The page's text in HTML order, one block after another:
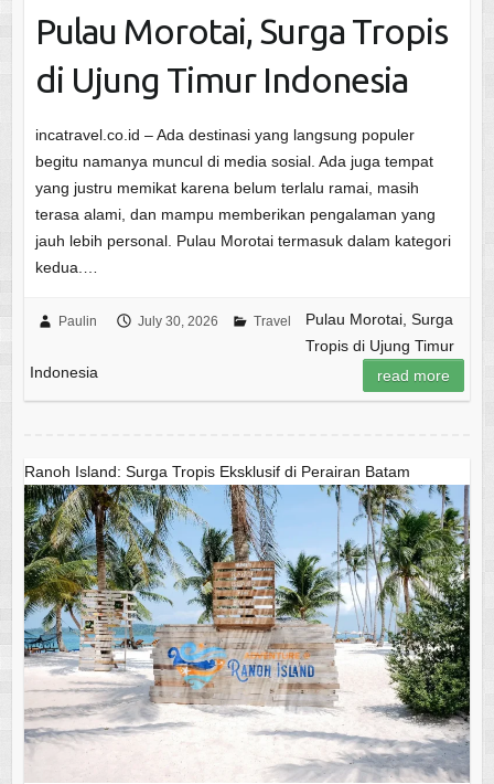
Pulau Morotai, Surga Tropis
di Ujung Timur Indonesia
incatravel.co.id – Ada destinasi yang langsung populer
begitu namanya muncul di media sosial. Ada juga tempat
yang justru memikat karena belum terlalu ramai, masih
terasa alami, dan mampu memberikan pengalaman yang
jauh lebih personal. Pulau Morotai termasuk dalam kategori
kedua.…
Paulin July 30, 2026 Travel
Pulau Morotai, Surga
Tropis di Ujung Timur
Indonesia
read more
Ranoh Island: Surga Tropis Eksklusif di Perairan Batam